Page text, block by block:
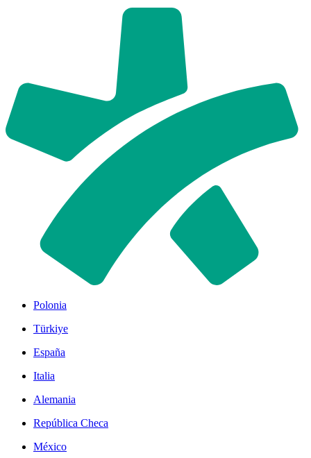
Polonia
Türkiye
España
Italia
Alemania
República Checa
México